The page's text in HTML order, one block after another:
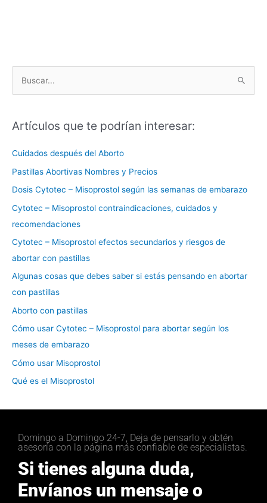
c
o
r
:
Artículos que te podrían interesar:
Cuidados después del Aborto
Pastillas Abortivas Nombres y Precios
Dosis Cytotec – Misoprostol según las semanas de embarazo
Cytotec – Misoprostol contraindicaciones, cuidados y
recomendaciones
Cytotec – Misoprostol efectos secundarios y riesgos de
abortar con pastillas
Algunas cosas que debes saber si estás pensando en abortar
con pastillas
Aborto con pastillas
Cómo usar Cytotec – Misoprostol para abortar según los
meses de embarazo
Cómo usar Misoprostol
Qué es el Misoprostol
Domingo a Domingo 24-7, Deja de pensarlo y obtén
asesoría con la página más confiable de especialistas.
Si tienes alguna duda,
Envíanos un mensaje o